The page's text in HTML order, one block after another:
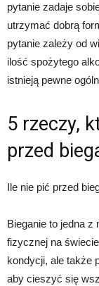
pytanie zadaje
utrzymać dobrą
pytanie zależy od
ilość spożytego
istnieją pewne
5 rzeczy,
przed
Ile nie pić przed
Bieganie to jedna
fizycznej na
kondycji, ale także
aby cieszyć się